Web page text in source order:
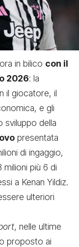
in bilico con il
2026: la
il giocatore, il
e gli
sviluppo della
presentata
di ingaggio,
più 6 di
a Kenan Yildiz.
ulteriori
, nelle ultime
proposto ai